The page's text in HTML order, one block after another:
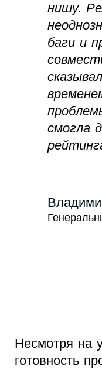
нишу.
баги и
смогла
Несмотря на
готовность